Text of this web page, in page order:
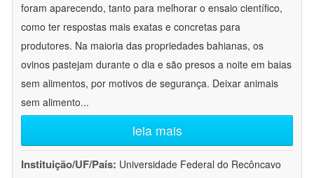
foram aparecendo, tanto para melhorar o ensaio científico,
como ter respostas mais exatas e concretas para
produtores. Na maioria das propriedades bahianas, os
ovinos pastejam durante o dia e são presos a noite em baias
sem alimentos, por motivos de segurança. Deixar animais
sem alimento...
leia mais
Instituição/UF/País: Universidade Federal do Recôncavo